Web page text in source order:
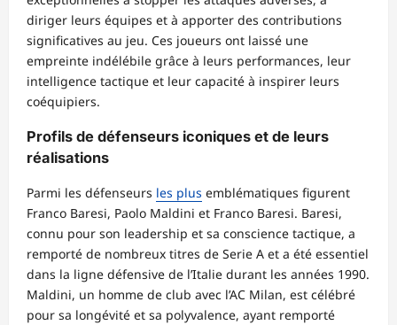
diriger leurs équipes et à apporter des contributions
significatives au jeu. Ces joueurs ont laissé une
empreinte indélébile grâce à leurs performances, leur
intelligence tactique et leur capacité à inspirer leurs
coéquipiers.
Profils de défenseurs iconiques et de leurs
réalisations
Parmi les défenseurs les plus emblématiques figurent
Franco Baresi, Paolo Maldini et Franco Baresi. Baresi,
connu pour son leadership et sa conscience tactique, a
remporté de nombreux titres de Serie A et a été essentiel
dans la ligne défensive de l’Italie durant les années 1990.
Maldini, un homme de club avec l’AC Milan, est célébré
pour sa longévité et sa polyvalence, ayant remporté